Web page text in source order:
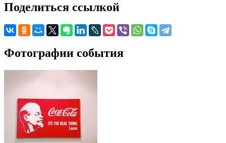
Поделиться ссылкой
Фотографии события